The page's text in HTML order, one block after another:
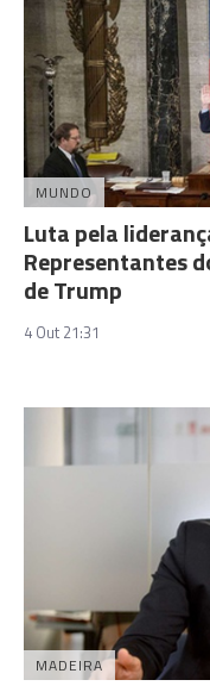
MUNDO
Luta pela
Representantes
de Trump
4 Out 21:31
MADEIRA